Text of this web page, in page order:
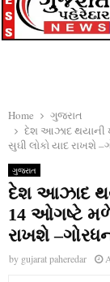
Home
ગુજરાત
દેશ આઝાદ થયાની
સુઘી લોકો યાદ રાખશે
ગુજરાત
દેશ આઝાદ
14 ઓગષ્ટે
રાખશે
by gujarat paheredar